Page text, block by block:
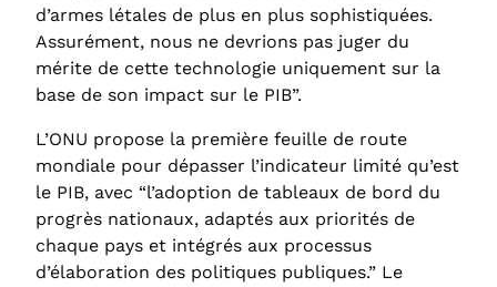
d’armes létales de plus en plus sophistiquées.
Assurément, nous ne devrions pas juger du
mérite de cette technologie uniquement sur la
base de son impact sur le PIB”.
L’ONU propose la première feuille de route
mondiale pour dépasser l’indicateur limité qu’est
le PIB, avec “l’adoption de tableaux de bord du
progrès nationaux, adaptés aux priorités de
chaque pays et intégrés aux processus
d’élaboration des politiques publiques.” Le